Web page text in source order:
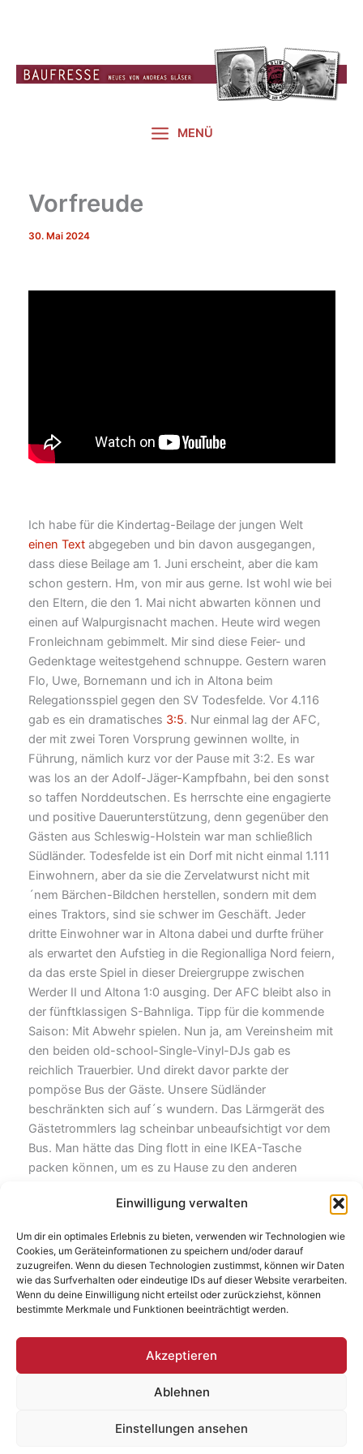
Einwilligung verwalten
Um dir ein optimales Erlebnis zu bieten, verwenden wir Technologien wie
Cookies, um Geräteinformationen zu speichern und/oder darauf
zuzugreifen. Wenn du diesen Technologien zustimmst, können wir Daten
wie das Surfverhalten oder eindeutige IDs auf dieser Website verarbeiten.
Wenn du deine Einwilligung nicht erteilst oder zurückziehst, können
bestimmte Merkmale und Funktionen beeinträchtigt werden.
Akzeptieren
Ablehnen
Einstellungen ansehen
MENÜ
Vorfreude
30. Mai 2024
Ich habe für die Kindertag-Beilage der jungen Welt
einen Textabgegeben und bin davon ausgegangen,
dass diese Beilage am 1. Juni erscheint, aber die kam
schon gestern. Hm, von mir aus gerne. Ist wohl wie bei
den Eltern, die den 1. Mai nicht abwarten können und
einen auf Walpurgisnacht machen. Heute wird wegen
Fronleichnam gebimmelt. Mir sind diese Feier- und
Gedenktage weitestgehend schnuppe. Gestern waren
Flo, Uwe, Bornemann und ich in Altona beim
Relegationsspiel gegen den SV Todesfelde. Vor 4.116
gab es ein dramatisches 3:5. Nur einmal lag der AFC,
der mit zwei Toren Vorsprung gewinnen wollte, in
Führung, nämlich kurz vor der Pause mit 3:2. Es war
was los an der Adolf-Jäger-Kampfbahn, bei den sonst
so taffen Norddeutschen. Es herrschte eine engagierte
und positive Dauerunterstützung, denn gegenüber den
Gästen aus Schleswig-Holstein war man schließlich
Südländer. Todesfelde ist ein Dorf mit nicht einmal 1.111
Einwohnern, aber da sie die Zervelatwurst nicht mit
´nem Bärchen-Bildchen herstellen, sondern mit dem
eines Traktors, sind sie schwer im Geschäft. Jeder
dritte Einwohner war in Altona dabei und durfte früher
als erwartet den Aufstieg in die Regionalliga Nord feiern,
da das erste Spiel in dieser Dreiergruppe zwischen
Werder II und Altona 1:0 ausging. Der AFC bleibt also in
der fünftklassigen S-Bahnliga. Tipp für die kommende
Saison: Mit Abwehr spielen. Nun ja, am Vereinsheim mit
den beiden old-school-Single-Vinyl-DJs gab es
reichlich Trauerbier. Und direkt davor parkte der
pompöse Bus der Gäste. Unsere Südländer
beschränkten sich auf´s wundern. Das Lärmgerät des
Gästetrommlers lag scheinbar unbeaufsichtigt vor dem
Bus. Man hätte das Ding flott in eine IKEA-Tasche
packen können, um es zu Hause zu den anderen
in Hohenschönhausen der Bus von Leipzig oder
Fanartikelstand parkt? Morgen bin ich übrigens ab 19
Uhr inSchmachtenhagenals Autor am Start, bevor
Vorsicht Stufe! einen auf ABBA des Oi! Punk machen.
Kindertag? Wir feiern rein!
ZURÜCK WEITER